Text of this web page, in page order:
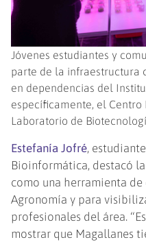
Jóvenes estudiantes y
parte de la infraestructura
en dependencias del
específicamente, el Centro
Laboratorio de
Estefanía Jofré,
Bioinformática, destacó
como una herramienta
Agronomía y para
profesionales del área.
mostrar que Magallanes